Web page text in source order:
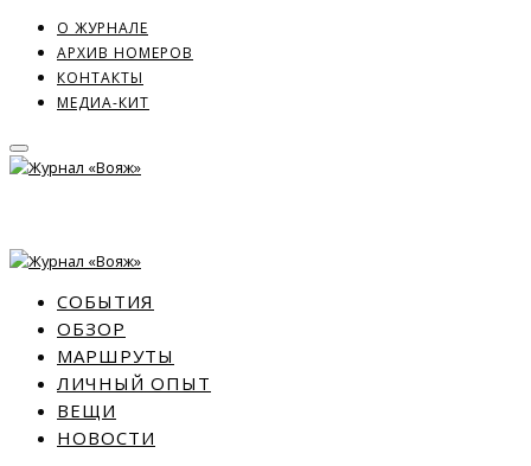
О ЖУРНАЛЕ
АРХИВ НОМЕРОВ
КОНТАКТЫ
МЕДИА-КИТ
СОБЫТИЯ
ОБЗОР
МАРШРУТЫ
ЛИЧНЫЙ ОПЫТ
ВЕЩИ
НОВОСТИ